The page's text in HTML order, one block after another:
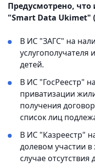
Предусмотрено,
"Smart Data Ukimet"
В ИС "ЗАГС" на
услугополучателя
детей.
В ИС "ГосРеестр"
приватизации
получения
список лиц
В ИС "Казреестр"
долевом участии
случае